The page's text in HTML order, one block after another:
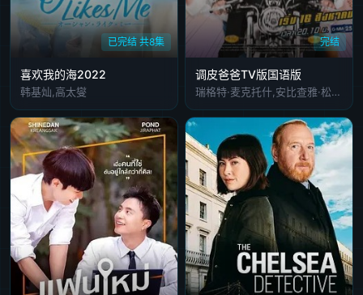
已完结 共8集
喜欢我的海2022
韩基灿,高太燮
完结
调皮爸爸TV版国语版
瑞格特·麦克托什,安比查雅·松可寒,朱塔吾·帕塔拉刚普,琵雅缇达·米提拉荣,薇丽缇帕·帕迪布拉颂,Ampere Suttatip Wutchaipradit,Klun Chanon Ukkhachata,Duangjai Hathaikarn,Benjapol Cheuyaroon,苏康塔瓦·科特尼密特,Wiwat Phasomsab